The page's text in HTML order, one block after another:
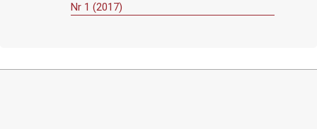
Nr 1 (2017)